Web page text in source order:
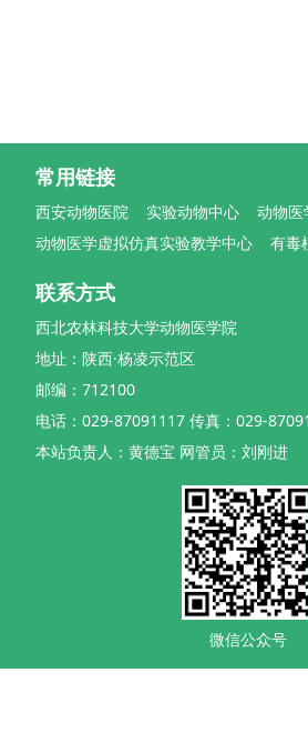
常用链接
西安动物医院 实验动物中心
动物医
动物医学虚拟仿真实验教学中心
有毒
联系方式
西北农林科技大学动物医学院
地址：陕西·杨凌示范区
邮编：712100
电话：029-87091117 传真：029-
本站负责人：黄德宝 网管员：刘刚进
微信公众号